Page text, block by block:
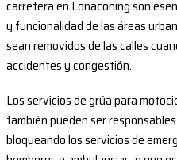
carretera en Lonaconing son
y funcionalidad de las áreas
sean removidos de las calles
accidentes y congestión.
Los servicios de grúa para
también pueden ser
bloqueando los servicios de